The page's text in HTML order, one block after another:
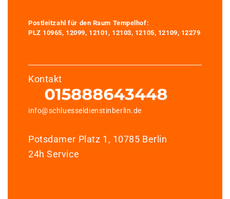
Postleitzahl für den Raum Tempelhof:
PLZ 10965, 12099, 12101, 12103, 12105, 12109, 12279
Kontakt
info@schluesseldienstinberlin.de
Potsdamer Platz 1, 10785 Berlin
24h Service